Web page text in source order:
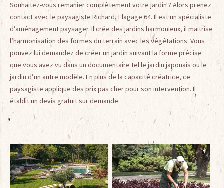
Souhaitez-vous remanier complètement votre jardin ? Alors prenez
contact avec le paysagiste Richard, Elagage 64. Il est un spécialiste
d’aménagement paysager. Il crée des jardins harmonieux, il maitrise
l’harmonisation des formes du terrain avec les végétations. Vous
pouvez lui demandez de créer un jardin suivant la forme précise
que vous avez vu dans un documentaire tel le jardin japonais ou le
jardin d’un autre modèle. En plus de la capacité créatrice, ce
paysagiste applique des prix pas cher pour son intervention. Il
établit un devis gratuit sur demande.